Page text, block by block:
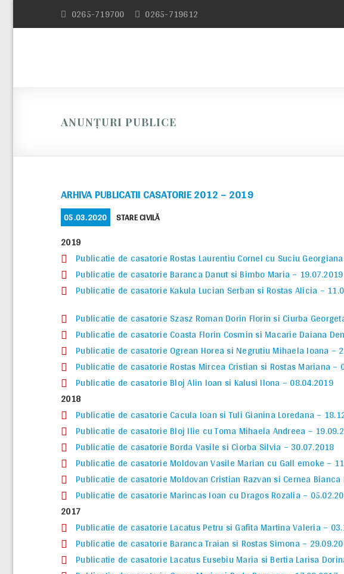
0265-719700 0265-719612
ANUNȚURI PUBLICE
ARHIVA PUBLICATII CASATORIE 2012 – 2019
POSTED
ON
05.03.2020 CATEGORIES
STARE CIVILĂ
2019
Publicatie de casatorie Rostas Laurentiu Cornel cu Suciu
Publicatie de casatorie Baranca Danut si Bimbo Maria – 19.07.2019
Publicatie de casatorie Kakula Lucian Serban si Rostas Alicia –
Publicatie de casatorie Szasz Roman Dorin Florin si Ciurba
Publicatie de casatorie Coasta Florin Cosmin si Macarie Daiana
Publicatie de casatorie Ogrean Horea si Negrutiu Mihaela Ioana –
Publicatie de casatorie Rostas Mircea Cristian si Rostas Mariana –
Publicatie de casatorie Bloj Alin Ioan si Kalusi Ilona – 08.04.2019
2018
Publicatie de casatorie Cacula Ioan si Tuli Gianina Loredana –
Publicatie de casatorie Bloj Ilie cu Toma Mihaela Andreea –
Publicatie de casatorie Borda Vasile si Ciorba Silvia – 30.07.2018
Publicatie de casatorie Moldovan Vasile Marian cu Gall emoke –
Publicatie de casatorie Moldovan Cristian Razvan si Cernea Bianca
Publicatie de casatorie Marincas Ioan cu Dragos Rozalia –
2017
Publicatie de casatorie Lacatus Petru si Gafita Martina Valeria –
Publicatie de casatorie Baranca Traian si Rostas Simona –
Publicatie de casatorie Lacatus Eusebiu Maria si Bertia Larisa